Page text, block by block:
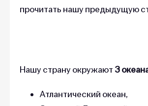
прочитать нашу предыдущую
Нашу страну окружают3
Атлантический океан,